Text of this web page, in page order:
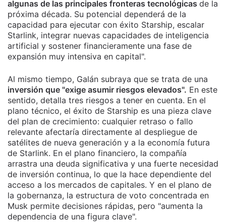
algunas de las principales fronteras tecnológicas de la
próxima década. Su potencial dependerá de la
capacidad para ejecutar con éxito Starship, escalar
Starlink, integrar nuevas capacidades de inteligencia
artificial y sostener financieramente una fase de
expansión muy intensiva en capital".
Al mismo tiempo, Galán subraya que se trata de una
inversión que "exige asumir riesgos elevados". En este
sentido, detalla tres riesgos a tener en cuenta. En el
plano técnico, el éxito de Starship es una pieza clave
del plan de crecimiento: cualquier retraso o fallo
relevante afectaría directamente al despliegue de
satélites de nueva generación y a la economía futura
de Starlink. En el plano financiero, la compañía
arrastra una deuda significativa y una fuerte necesidad
de inversión continua, lo que la hace dependiente del
acceso a los mercados de capitales. Y en el plano de
la gobernanza, la estructura de voto concentrada en
Musk permite decisiones rápidas, pero "aumenta la
dependencia de una figura clave".